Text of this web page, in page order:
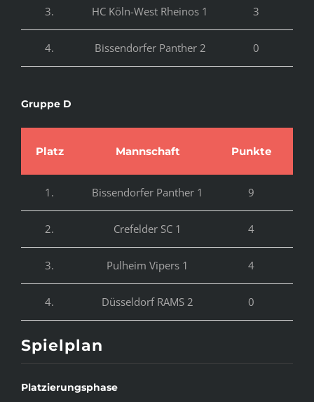
3. HC Köln-West Rheinos 1 3
4. Bissendorfer Panther 2 0
Gruppe D
Platz Mannschaft Punkte
1. Bissendorfer Panther 1 9
2. Crefelder SC 1 4
3. Pulheim Vipers 1 4
4. Düsseldorf RAMS 2 0
Spielplan
Platzierungsphase